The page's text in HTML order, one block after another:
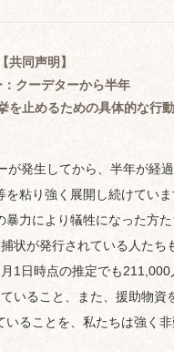
【共同声明】
：クーデターから半年
を止めるための具体的な行
発生してから、半年が経
粘り強く展開し続けてい
力により犠牲になった方
状が発行されている人たち
1日時点の推定でも
いること、また、援助物
ることを、私たちは強く非